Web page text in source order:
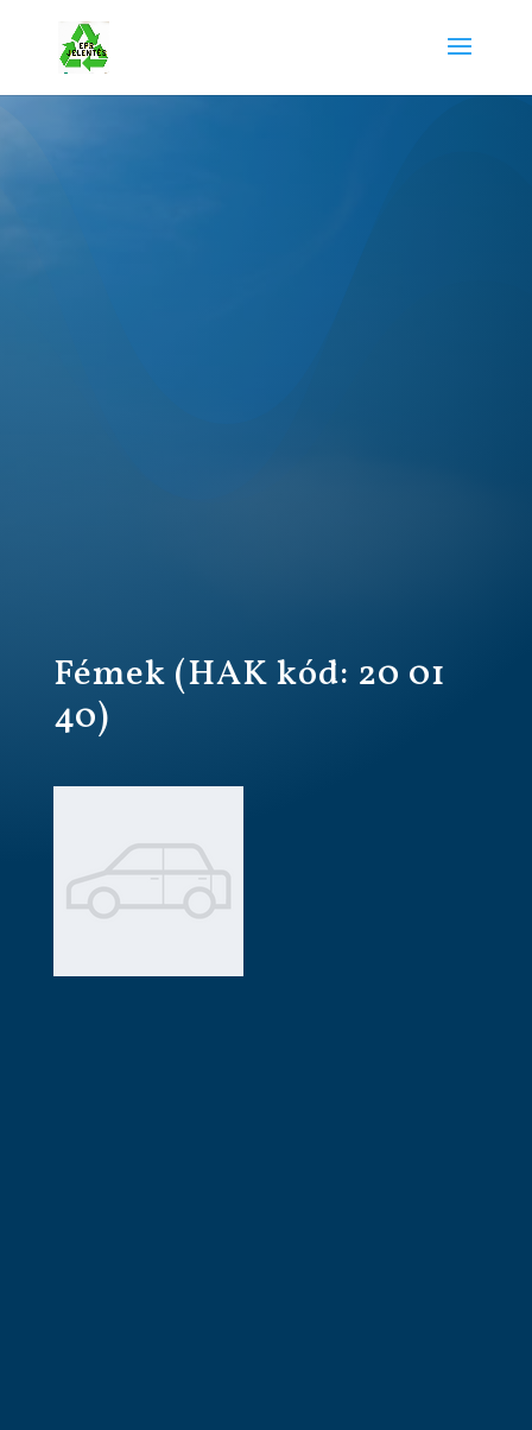
Fémek (HAK kód: 20 01
40)